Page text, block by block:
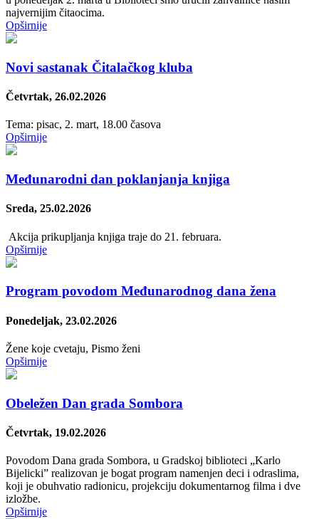
najvernijim čitaocima.
Opširnije
Novi sastanak Čitalačkog kluba
Četvrtak, 26.02.2026
Tema: pisac, 2. mart, 18.00 časova
Opširnije
Međunarodni dan poklanjanja knjiga
Sreda, 25.02.2026
Akcija prikupljanja knjiga traje do 21. februara.
Opširnije
Program povodom Međunarodnog dana žena
Ponedeljak, 23.02.2026
Žene koje cvetaju, Pismo ženi
Opširnije
Obeležen Dan grada Sombora
Četvrtak, 19.02.2026
Povodom Dana grada Sombora, u Gradskoj biblioteci „Karlo
Bijelicki” realizovan je bogat program namenjen deci i odraslima,
koji je obuhvatio radionicu, projekciju dokumentarnog filma i dve
izložbe.
Opširnije